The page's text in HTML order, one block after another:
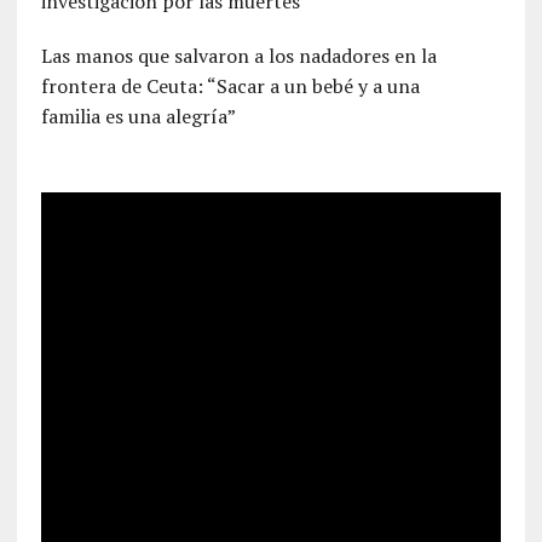
Las manos que salvaron a los nadadores en la
frontera de Ceuta: “Sacar a un bebé y a una
familia es una alegría”